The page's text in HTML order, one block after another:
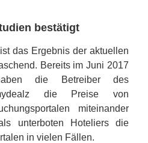
bestätigt
das Ergebnis der aktuellen
Bereits im Juni 2017
die Betreiber des
die Preise von
miteinander
unterboten Hoteliers die
in vielen Fällen.